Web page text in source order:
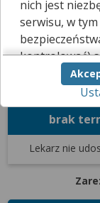
Terminarz
brak
Lekarz nie
nich jest
serwisu, w
kontrolować)
obsługi
analizy
strony,
tym